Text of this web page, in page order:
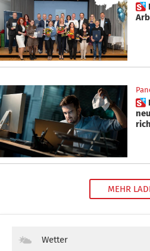
 Das sind die Top-
 Höchste Zeit für einen
MEHR
Wetter